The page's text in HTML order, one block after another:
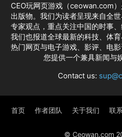
CEO玩网页游戏（ceowan.com
出版物。我们为读者呈现来自全
专家观点，重点关注中国的时事
我们也报道全球最新的科技、体
热门网页与电子游戏、影评、电
您提供一个兼具新闻与
Contact us:
首页 作者团队 关于我们 联
© Ceowan.com